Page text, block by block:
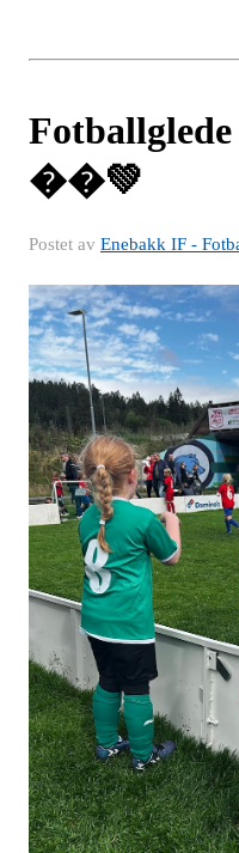
��💚
Postet av Enebakk IF -